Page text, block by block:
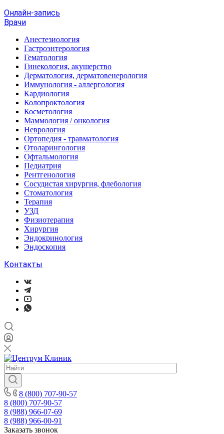
Онлайн-запись
Врачи
Анестезиология
Гастроэнтерология
Гематология
Гинекология, акушерство
Дерматология, дерматовенерология
Иммунология - аллергология
Кардиология
Колопроктология
Косметология
Маммология / онкология
Неврология
Ортопедия - травматология
Отоларингология
Офтальмология
Педиатрия
Рентгенология
Сосудистая хирургия, флебология
Стоматология
Терапия
УЗД
Физиотерапия
Хирургия
Эндокринология
Эндоскопия
Контакты
8 (800) 707-90-57
8 (800) 707-90-57
8 (988) 966-07-69
8 (988) 966-00-91
Заказать звонок